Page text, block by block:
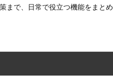
まで、日常で役立つ機能をまと